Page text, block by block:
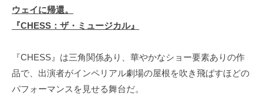
ウェイに帰還。
『CHESS：ザ・ミュージカル』
『CHESS』は三角関係あり、華やかなショー要素ありの作
品で、出演者がインペリアル劇場の屋根を吹き飛ばすほどの
パフォーマンスを見せる舞台だ。